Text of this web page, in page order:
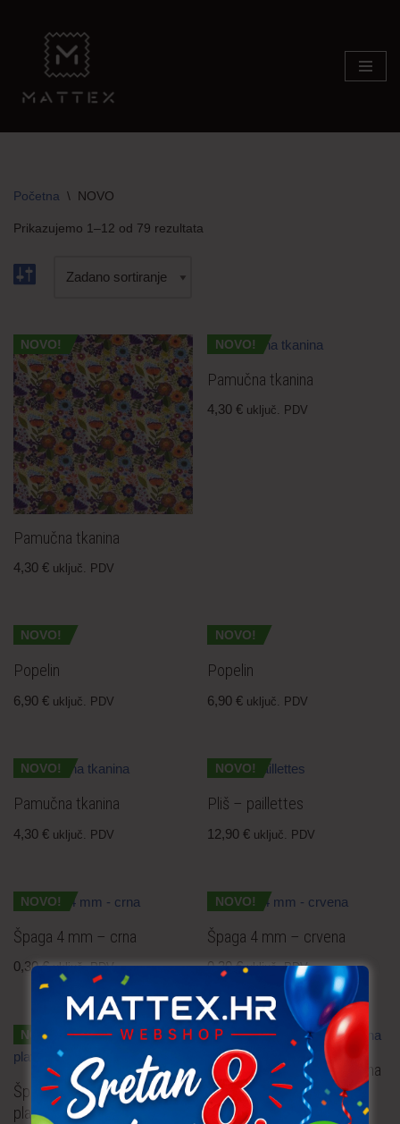
content
Početna \ NOVO
Prikazujemo 1–12 od 79 rezultata
NOVO!
Pamučna tkanina
4,30 € uključ. PDV
NOVO!
Pamučna tkanina
4,30€ uključ. PDV
NOVO!
Popelin
6,90 € uključ. PDV
NOVO!
Popelin
6,90€ uključ. PDV
NOVO!
Pamučna tkanina
4,30 € uključ. PDV
NOVO!
Pliš – paillettes
12,90€ uključ. PDV
NOVO!
Špaga 4 mm – crna
0,30€ uključ. PDV
NOVO!
Špaga 4 mm – crvena
0,30€ uključ. PDV
NOVO!
Špaga 4 mm – kraljevsko
plava
NOVO!
Špaga 4 mm – vojno zelena
0,30 uključ. PDV